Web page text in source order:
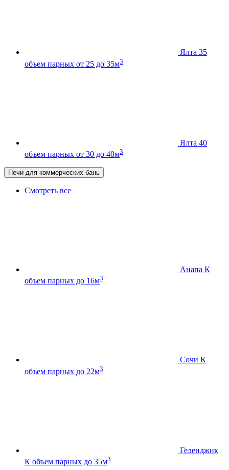
Ялта 35
объем парных от 25 до 35м3
Ялта 40
объем парных от 30 до 40м3
Печи для коммерческих бань
Смотреть все
Анапа К
объем парных до 16м3
Сочи К
объем парных до 22м3
Геленджик
К объем парных до 35м3